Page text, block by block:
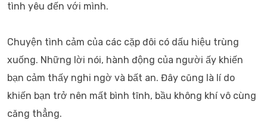
tình yêu đến với mình.
Chuyện tình cảm của các cặp đôi có dấu hiệu trùng
xuống. Những lời nói, hành động của người ấy khiến
bạn cảm thấy nghi ngờ và bất an. Đây cũng là lí do
khiến bạn trở nên mất bình tĩnh, bầu không khí vô cùng
căng thẳng.